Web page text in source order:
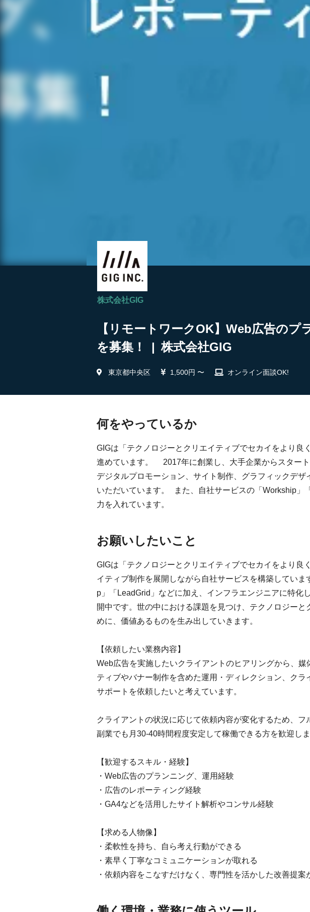
株式会社GIG
【リモートワークOK】Web広告の
を募集！ | 株式会社GIG
東京都中央区 1,500円 〜 オンライン面談OK!
何をやっているか
GIGは「テクノロジーとクリエイティブでセカイをより良
進めています。 2017年に創業し、大手企業からスター
デジタルプロモーション、サイト制作、グラフィックデ
いただいています。 また、自社サービスの「Workship」
力を入れています。
お願いしたいこと
GIGは「テクノロジーとクリエイティブでセカイをより良
イティブ制作を展開しながら自社サービスを構築してい
p」「LeadGrid」などに加え、インフラエンジニアに特化
開中です。世の中における課題を見つけ、テクノロジー
めに、価値あるものを生み出していきます。
【依頼したい業務内容】
Web広告を実施したいクライアントのヒアリングから、
ティブやバナー制作を含めた運用・ディレクション、ク
サポートを依頼したいと考えています。
クライアントの状況に応じて依頼内容が変化するため、フ
副業でも月30-40時間程度安定して稼働できる方を歓迎しま
【歓迎するスキル・経験】
・Web広告のプランニング、運用経験
・広告のレポーティング経験
・GA4などを活用したサイト解析やコンサル経験
【求める人物像】
・柔軟性を持ち、自ら考え行動ができる
・素早く丁寧なコミュニケーションが取れる
・依頼内容をこなすだけなく、専門性を活かした改善提案